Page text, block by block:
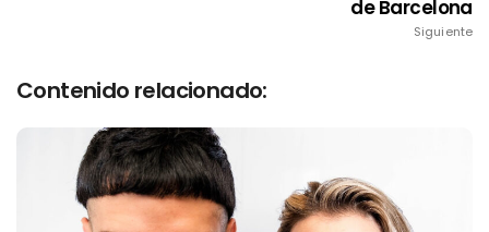
de Barcelona
Siguiente
Contenido relacionado: